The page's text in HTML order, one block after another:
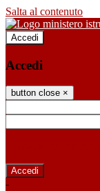
Salta al contenuto
Accedi
Accedi
button close ×
-